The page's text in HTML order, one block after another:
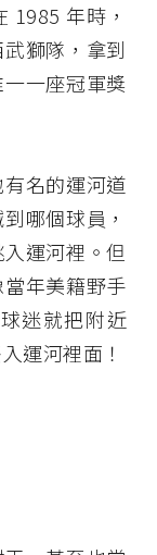
1985 年時，
獅隊，拿到
一座冠軍獎
名的運河道
哪個球員，
運河裡。但
年美籍野手
迷就把附近
運河裡面！